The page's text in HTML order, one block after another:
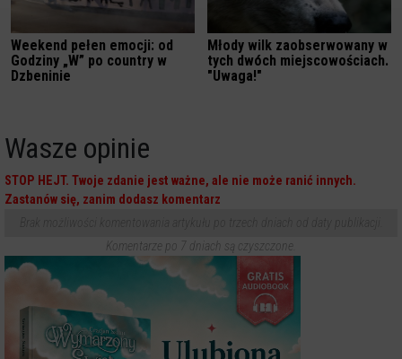
Weekend pełen emocji: od
Godziny „W” po country w
Dzbeninie
Młody wilk zaobserwowany w
tych dwóch miejscowościach.
"Uwaga!"
Wasze opinie
STOP HEJT. Twoje zdanie jest ważne, ale nie może ranić innych.
Zastanów się, zanim dodasz komentarz
Komentarze po 7 dniach są czyszczone.